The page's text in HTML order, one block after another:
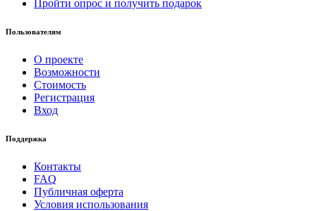
Пройти опрос и получить подарок
Пользователям
О проекте
Возможности
Стоимость
Регистрация
Вход
Поддержка
Контакты
FAQ
Публичная оферта
Условия использования